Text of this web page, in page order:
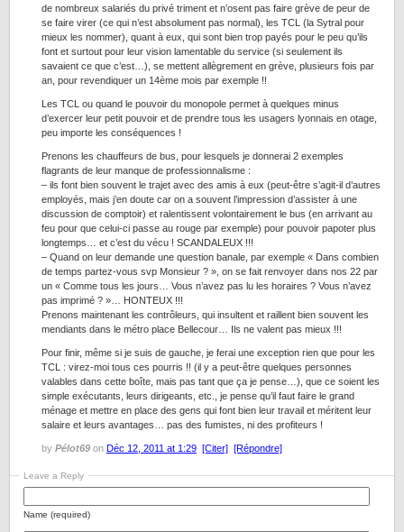
de nombreux salariés du privé triment et n’osent pas faire grève de peur de
se faire virer (ce qui n’est absolument pas normal), les TCL (la Sytral pour
mieux les nommer), quant à eux, qui sont bien trop payés pour le peu qu’ils
font et surtout pour leur vision lamentable du service (si seulement ils
savaient ce que c’est…), se mettent allègrement en grève, plusieurs fois par
an, pour revendiquer un 14ème mois par exemple !!
Les TCL ou quand le pouvoir du monopole permet à quelques minus
d’exercer leur petit pouvoir et de prendre tous les usagers lyonnais en otage,
peu importe les conséquences !
Prenons les chauffeurs de bus, pour lesquels je donnerai 2 exemples
flagrants de leur manque de professionnalisme :
– ils font bien souvent le trajet avec des amis à eux (peut-être s’agit-il d’autres
employés, mais j’en doute car on a souvent l’impression d’assister à une
discussion de comptoir) et ralentissent volontairement le bus (en arrivant au
feu pour que celui-ci passe au rouge par exemple) pour pouvoir papoter plus
longtemps… et c’est du vécu ! SCANDALEUX !!!
– Quand on leur demande une question banale, par exemple « Dans combien
de temps partez-vous svp Monsieur ? », on se fait renvoyer dans nos 22 par
un « Comme tous les jours… Vous n’avez pas lu les horaires ? Vous n’avez
pas imprimé ? »… HONTEUX !!!
Prenons maintenant les contrôleurs, qui insultent et raillent bien souvent les
mendiants dans le métro place Bellecour… Ils ne valent pas mieux !!!
Pour finir, même si je suis de gauche, je ferai une exception rien que pour les
TCL : virez-moi tous ces pourris !! (il y a peut-être quelques personnes
valables dans cette boîte, mais pas tant que ça je pense…), que ce soient les
simple exécutants, leurs dirigeants, etc., je pense qu’il faut faire le grand
ménage et mettre en place des gens qui font bien leur travail et méritent leur
salaire et leurs avantages… pas des fumistes, ni des profiteurs !
by Pélot69 on Déc 12, 2011 at 1:29 [Citer] [Répondre]
Leave a Reply
Name (required)